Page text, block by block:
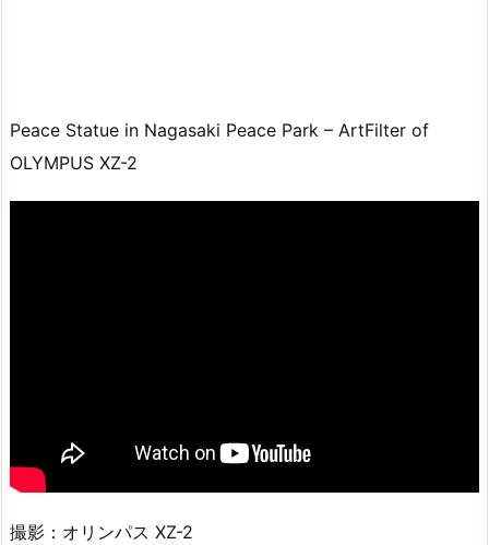
Peace Statue in Nagasaki Peace Park – ArtFilter of
OLYMPUS XZ-2
撮影：オリンパス XZ-2